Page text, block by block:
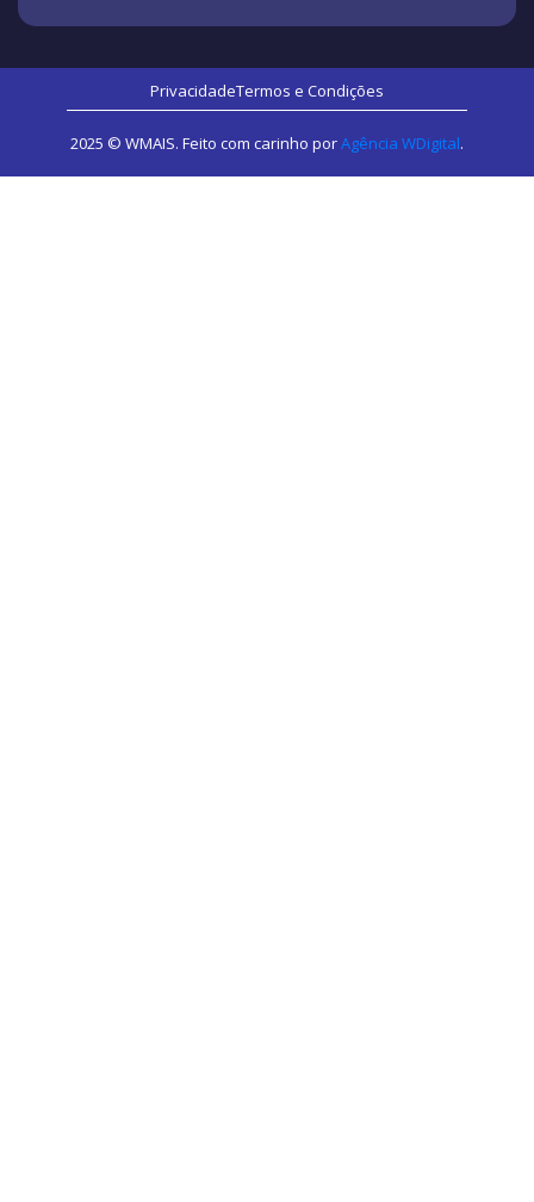
PrivacidadeTermos e Condições
2025 © WMAIS. Feito com carinho porAgência WDigital.